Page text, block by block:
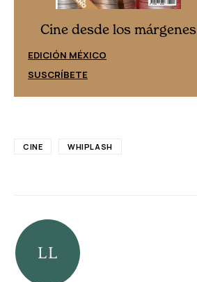
Cine desde los márgenes
EDICIÓN MÉXICO
SUSCRÍBETE
CINE WHIPLASH